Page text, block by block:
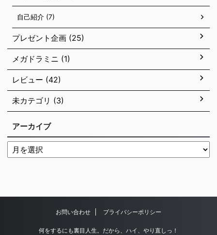
自己紹介 (7)
プレゼント企画 (25)
メガドラミニ (1)
レビュー (42)
未カテゴリ (3)
アーカイブ
お問い合わせ プライバシーポリシー
何をするにも裏目人生。だから、ハイ、やり直しっ！